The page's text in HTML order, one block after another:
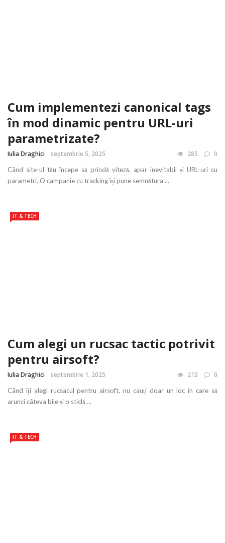
Cum implementezi canonical tags
în mod dinamic pentru URL-uri
parametrizate?
Iulia Draghici septembrie 5, 2025 285 0
Când site-ul tău începe să prindă viteză, apar inevitabil și URL-uri cu
parametri. O campanie cu tracking își pune semnătura ...
IT & TECH
Cum alegi un rucsac tactic potrivit
pentru airsoft?
Iulia Draghici septembrie 1, 2025 213 0
Când îți alegi rucsacul pentru airsoft, nu cauți doar un loc în care să
arunci câteva bile și o sticlă ...
IT & TECH